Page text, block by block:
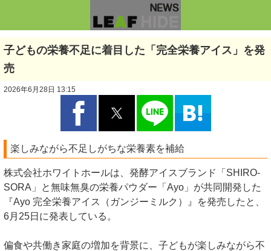
子どもの栄養不足に着目した「完全栄養アイス」を発
売
2026年6月28日 13:15
楽しみながら不足しがちな栄養素を補給
株式会社ホワイトホールは、発酵アイスブランド「SHIRO-
SORA」と無味無臭の栄養パウダー「Ayo」が共同開発した
『Ayo 完全栄養アイス（ガンジーミルク）』を発売したと、
6月25日に発表している。
偏食や共働き家庭の増加を背景に、子どもが楽しみながら不